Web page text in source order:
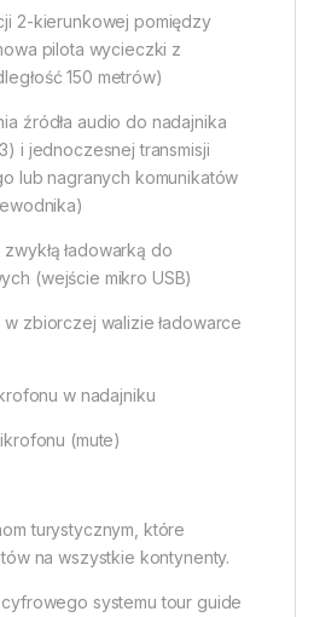
2-kierunkowej pomiędzy
pilota wycieczki z
150 metrów)
źródła audio do nadajnika
i jednoczesnej transmisji
lub nagranych komunikatów
ładowarką do
(wejście mikro USB)
w zbiorczej walizie ładowarce
w nadajniku
(mute)
turystycznym, które
na wszystkie kontynenty.
systemu tour guide